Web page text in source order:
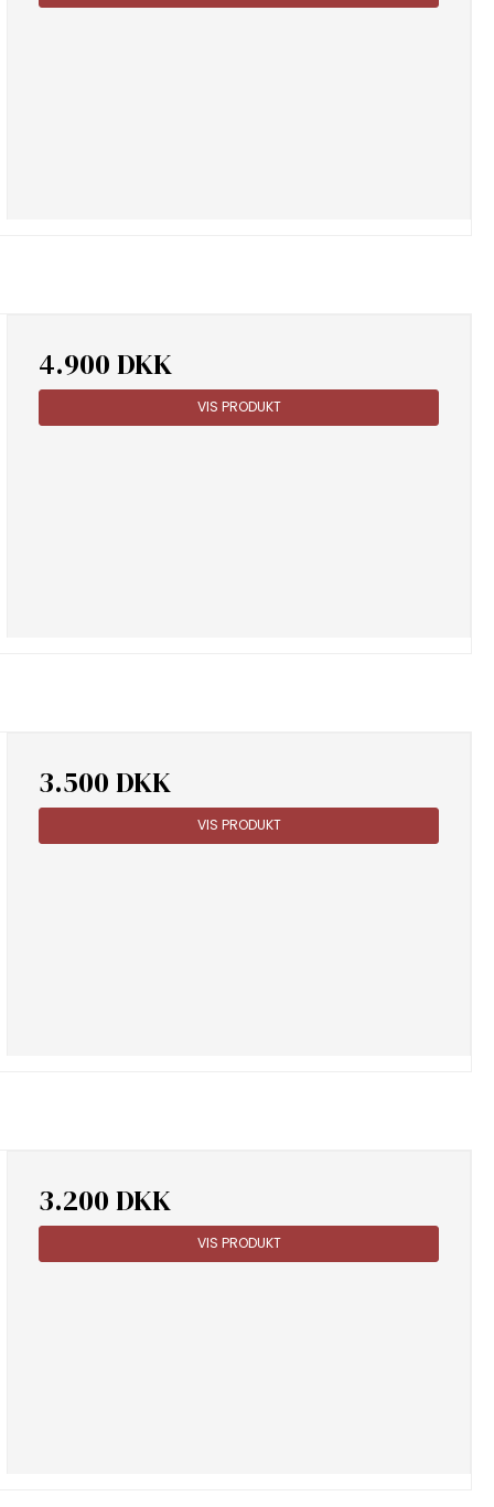
4.900 DKK
VIS PRODUKT
3.500 DKK
VIS PRODUKT
3.200 DKK
VIS PRODUKT